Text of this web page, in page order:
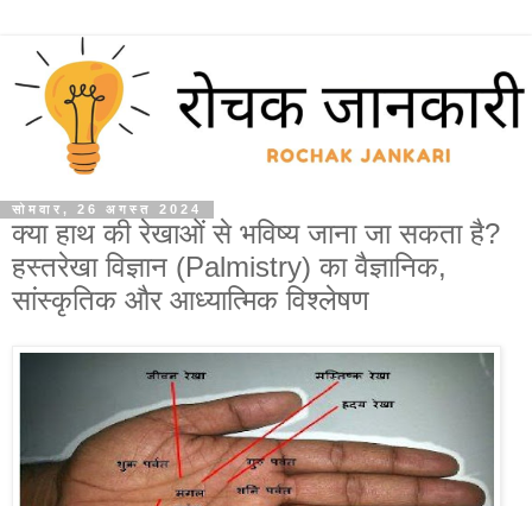
सोमवार, 26 अगस्त 2024
क्या हाथ की रेखाओं से भविष्य जाना जा सकता है?
हस्तरेखा विज्ञान (Palmistry) का वैज्ञानिक,
सांस्कृतिक और आध्यात्मिक विश्लेषण